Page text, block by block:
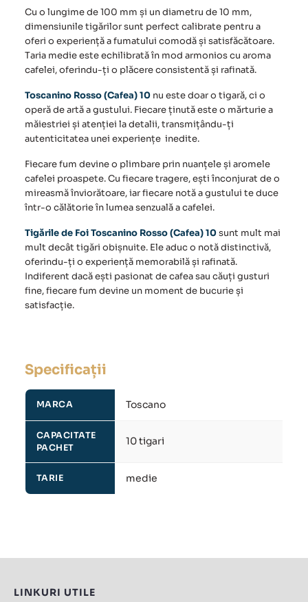
Cu o lungime de 100 mm și un diametru de 10 mm,
dimensiunile tigărilor sunt perfect calibrate pentru a
oferi o experiență a fumatului comodă și satisfăcătoare.
Taria medie este echilibrată în mod armonios cu aroma
cafelei, oferindu-ți o plăcere consistentă și rafinată.
Toscanino Rosso (Cafea) 10 nu este doar o tigară, ci o
operă de artă a gustului. Fiecare ținută este o mărturie a
măiestriei și atenției la detalii, transmițându-ți
autenticitatea unei experiențe inedite.
Fiecare fum devine o plimbare prin nuanțele și aromele
cafelei proaspete. Cu fiecare tragere, ești înconjurat de o
mireasmă înviorătoare, iar fiecare notă a gustului te duce
într-o călătorie în lumea senzuală a cafelei.
Tigările de Foi Toscanino Rosso (Cafea) 10sunt mult mai
mult decât tigări obișnuite. Ele aduc o notă distinctivă,
oferindu-ți o experiență memorabilă și rafinată.
Indiferent dacă ești pasionat de cafea sau căuți gusturi
fine, fiecare fum devine un moment de bucurie și
satisfacție.
Specificații
MARCA Toscano
CAPACITATE
PACHET
10 tigari
TARIE medie
LINKURI UTILE